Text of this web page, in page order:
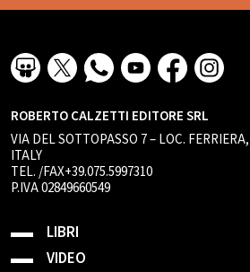
ROBERTO CALZETTI EDITORE SRL
VIA DEL SOTTOPASSO 7 – LOC.
ITALY
TEL. /FAX+39.075.5997310
P.IVA 02849660549
LIBRI
VIDEO